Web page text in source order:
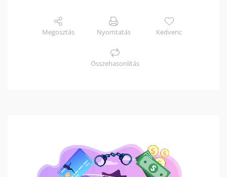
Megosztás Nyomtatás Kedvenc
Összehasonlítás